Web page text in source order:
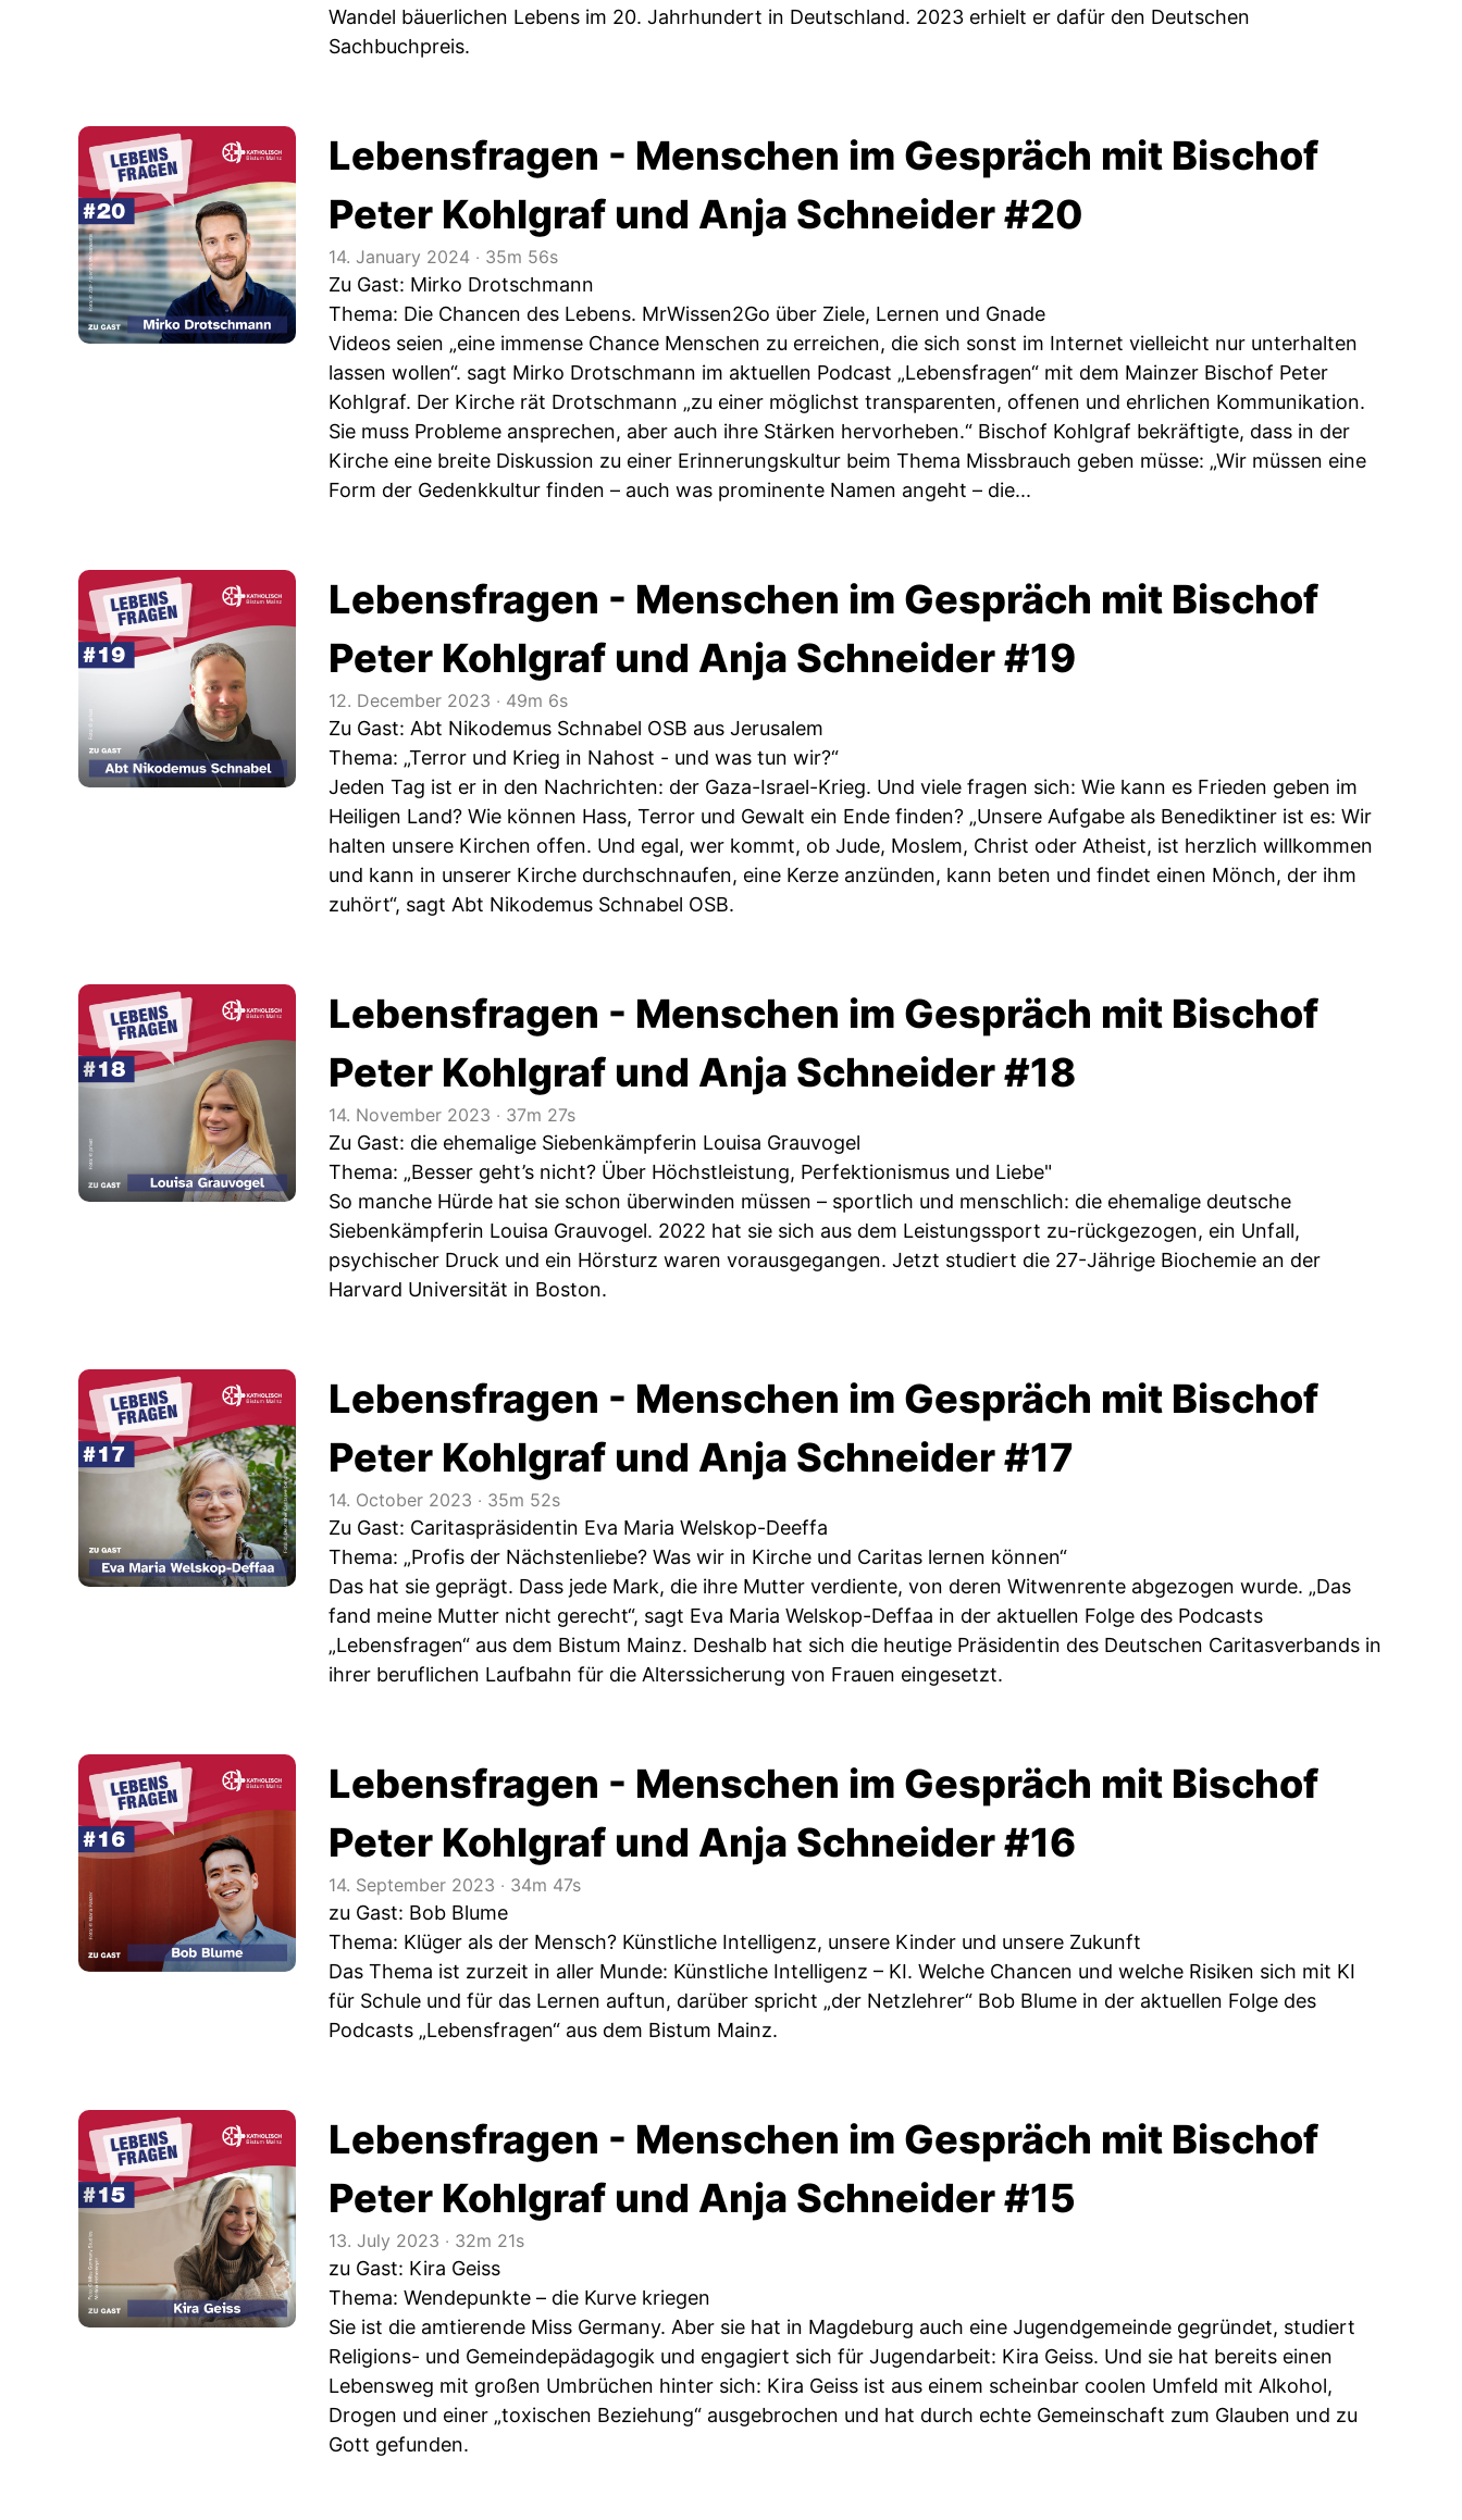
Wandel bäuerlichen Lebens im 20. Jahrhundert in Deutschland. 2023 erhielt er dafür den Deutschen
Sachbuchpreis.
Lebensfragen - Menschen im Gespräch mit Bischof
Peter Kohlgraf und Anja Schneider #20
14. January 2024 ‧ 35m 56s
Zu Gast: Mirko Drotschmann
Thema: Die Chancen des Lebens. MrWissen2Go über Ziele, Lernen und Gnade
Videos seien „eine immense Chance Menschen zu erreichen, die sich sonst im Internet vielleicht nur unterhalten
lassen wollen“. sagt Mirko Drotschmann im aktuellen Podcast „Lebensfragen“ mit dem Mainzer Bischof Peter
Kohlgraf. Der Kirche rät Drotschmann „zu einer möglichst transparenten, offenen und ehrlichen Kommunikation.
Sie muss Probleme ansprechen, aber auch ihre Stärken hervorheben.“ Bischof Kohlgraf bekräftigte, dass in der
Kirche eine breite Diskussion zu einer Erinnerungskultur beim Thema Missbrauch geben müsse: „Wir müssen eine
Form der Gedenkkultur finden – auch was prominente Namen angeht – die...
Lebensfragen - Menschen im Gespräch mit Bischof
Peter Kohlgraf und Anja Schneider #19
12. December 2023 ‧ 49m 6s
Zu Gast: Abt Nikodemus Schnabel OSB aus Jerusalem
Thema: „Terror und Krieg in Nahost - und was tun wir?“
Jeden Tag ist er in den Nachrichten: der Gaza-Israel-Krieg. Und viele fragen sich: Wie kann es Frieden geben im
Heiligen Land? Wie können Hass, Terror und Gewalt ein Ende finden? „Unsere Aufgabe als Benediktiner ist es: Wir
halten unsere Kirchen offen. Und egal, wer kommt, ob Jude, Moslem, Christ oder Atheist, ist herzlich willkommen
und kann in unserer Kirche durchschnaufen, eine Kerze anzünden, kann beten und findet einen Mönch, der ihm
zuhört“, sagt Abt Nikodemus Schnabel OSB.
Lebensfragen - Menschen im Gespräch mit Bischof
Peter Kohlgraf und Anja Schneider #18
14. November 2023 ‧ 37m 27s
Zu Gast: die ehemalige Siebenkämpferin Louisa Grauvogel
Thema: „Besser geht’s nicht? Über Höchstleistung, Perfektionismus und Liebe"
So manche Hürde hat sie schon überwinden müssen – sportlich und menschlich: die ehemalige deutsche
Siebenkämpferin Louisa Grauvogel. 2022 hat sie sich aus dem Leistungssport zu-rückgezogen, ein Unfall,
psychischer Druck und ein Hörsturz waren vorausgegangen. Jetzt studiert die 27-Jährige Biochemie an der
Harvard Universität in Boston.
Lebensfragen - Menschen im Gespräch mit Bischof
Peter Kohlgraf und Anja Schneider #17
14. October 2023 ‧ 35m 52s
Zu Gast: Caritaspräsidentin Eva Maria Welskop-Deeffa
Thema: „Profis der Nächstenliebe? Was wir in Kirche und Caritas lernen können“
Das hat sie geprägt. Dass jede Mark, die ihre Mutter verdiente, von deren Witwenrente abgezogen wurde. „Das
fand meine Mutter nicht gerecht“, sagt Eva Maria Welskop-Deffaa in der aktuellen Folge des Podcasts
„Lebensfragen“ aus dem Bistum Mainz. Deshalb hat sich die heutige Präsidentin des Deutschen Caritasverbands in
ihrer beruflichen Laufbahn für die Alterssicherung von Frauen eingesetzt.
Lebensfragen - Menschen im Gespräch mit Bischof
Peter Kohlgraf und Anja Schneider #16
14. September 2023 ‧ 34m 47s
zu Gast: Bob Blume
Thema: Klüger als der Mensch? Künstliche Intelligenz, unsere Kinder und unsere Zukunft
Das Thema ist zurzeit in aller Munde: Künstliche Intelligenz – KI. Welche Chancen und welche Risiken sich mit KI
für Schule und für das Lernen auftun, darüber spricht „der Netzlehrer“ Bob Blume in der aktuellen Folge des
Podcasts „Lebensfragen“ aus dem Bistum Mainz.
Lebensfragen - Menschen im Gespräch mit Bischof
Peter Kohlgraf und Anja Schneider #15
13. July 2023 ‧ 32m 21s
zu Gast: Kira Geiss
Thema: Wendepunkte – die Kurve kriegen
Sie ist die amtierende Miss Germany. Aber sie hat in Magdeburg auch eine Jugendgemeinde gegründet, studiert
Religions- und Gemeindepädagogik und engagiert sich für Jugendarbeit: Kira Geiss. Und sie hat bereits einen
Lebensweg mit großen Umbrüchen hinter sich: Kira Geiss ist aus einem scheinbar coolen Umfeld mit Alkohol,
Drogen und einer „toxischen Beziehung“ ausgebrochen und hat durch echte Gemeinschaft zum Glauben und zu
Gott gefunden.